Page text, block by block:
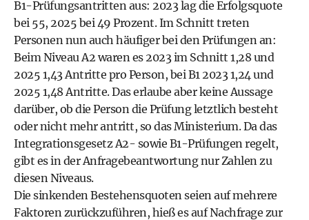
B1-Prüfungsantritten aus: 2023 lag die Erfolgsquote
bei 55, 2025 bei 49 Prozent. Im Schnitt treten
Personen nun auch häufiger bei den Prüfungen an:
Beim Niveau A2 waren es 2023 im Schnitt 1,28 und
2025 1,43 Antritte pro Person, bei B1 2023 1,24 und
2025 1,48 Antritte. Das erlaube aber keine Aussage
darüber, ob die Person die Prüfung letztlich besteht
oder nicht mehr antritt, so das Ministerium. Da das
Integrationsgesetz A2- sowie B1-Prüfungen regelt,
gibt es in der Anfragebeantwortung nur Zahlen zu
diesen Niveaus.
Die sinkenden Bestehensquoten seien auf mehrere
Faktoren zurückzuführen, hieß es auf Nachfrage zur